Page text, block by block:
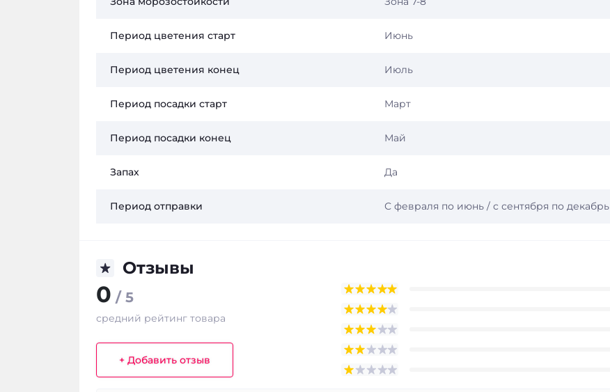
Период цветения старт Июнь
Период цветения конец Июль
Период посадки старт Март
Период посадки конец Май
Запах Да
Период отправки С февраля по июнь / с сентября по декабрь
Отзывы
0 / 5
средний рейтинг товара
+ Добавить отзыв